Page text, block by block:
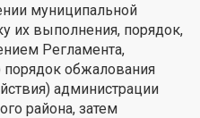
муниципальной
их выполнения, порядок,
Регламента,
обжалования
администрации
района, затем